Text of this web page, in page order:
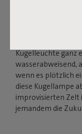
Kugelleuchte ganz
wasserabweisend,
wenn es plötzlich
diese Kugellampe
improvisierten Zelt
jemandem die